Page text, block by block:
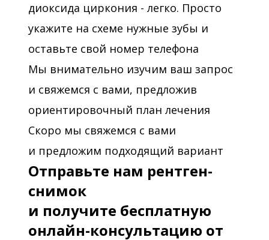
диоксида циркония - легко. Просто
укажите на схеме нужные зубы и
оставьте свой номер телефона
Мы внимательно изучим ваш запрос
и свяжемся с вами, предложив
ориентировочный план лечения
Скоро мы свяжемся с вами
и предложим подходящий вариант
Отправьте нам рентген-
снимок
и получите бесплатную
онлайн-консультацию от